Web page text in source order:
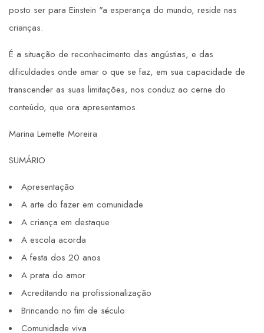
posto ser para Einstein "a esperança do mundo, reside nas
crianças.
É a situação de reconhecimento das angústias, e das
dificuldades onde amar o que se faz, em sua capacidade de
transcender as suas limitações, nos conduz ao cerne do
conteúdo, que ora apresentamos.
Marina Lemette Moreira
SUMÁRIO
Apresentação
A arte do fazer em comunidade
A criança em destaque
A escola acorda
A festa dos 20 anos
A prata do amor
Acreditando na profissionalização
Brincando no fim de século
Comunidade viva